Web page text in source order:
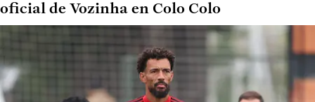
oficial de Vozinha en Colo Colo